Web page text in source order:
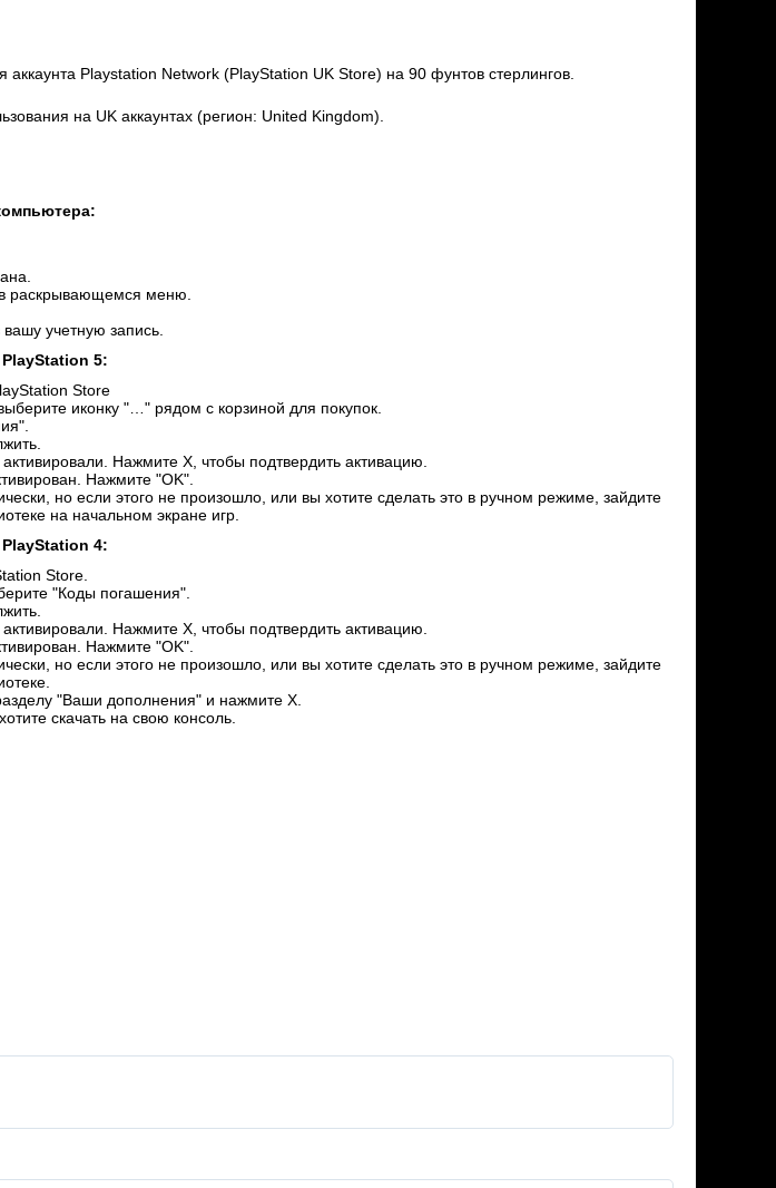
Playstation Network (PlayStation UK Store) на 90 фунтов стерлингов.
на UK аккаунтах (регион: United Kingdom).
раскрывающемся меню.
учетную запись.
5:
Store
иконку "…" рядом с корзиной для покупок.
Нажмите X, чтобы подтвердить активацию.
Нажмите "OK".
но если этого не произошло, или вы хотите сделать это в ручном режиме, зайдите
на начальном экране игр.
4:
Store.
"Коды погашения".
Нажмите X, чтобы подтвердить активацию.
Нажмите "OK".
но если этого не произошло, или вы хотите сделать это в ручном режиме, зайдите
"Ваши дополнения" и нажмите X.
скачать на свою консоль.